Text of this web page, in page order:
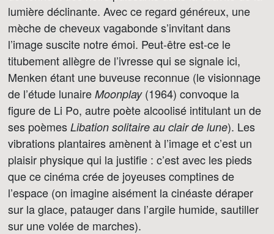
lumière déclinante. Avec ce regard généreux, une
mèche de cheveux vagabonde s’invitant dans
l’image suscite notre émoi. Peut-être est-ce le
titubement allègre de l’ivresse qui se signale ici,
Menken étant une buveuse reconnue (le visionnage
de l’étude lunaire Moonplay(1964) convoque la
figure de Li Po, autre poète alcoolisé intitulant un de
ses poèmes Libation solitaire au clair de lune). Les
vibrations plantaires amènent à l’image et c’est un
plaisir physique qui la justifie : c’est avec les pieds
que ce cinéma crée de joyeuses comptines de
l’espace (on imagine aisément la cinéaste déraper
sur la glace, patauger dans l’argile humide, sautiller
sur une volée de marches).